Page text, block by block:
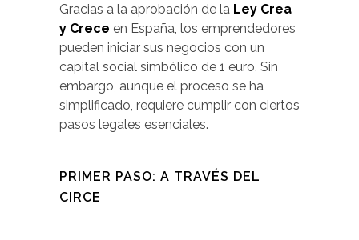
Gracias a la aprobación de la Ley Crea
y Crece en España, los emprendedores
pueden iniciar sus negocios con un
capital social simbólico de 1 euro. Sin
embargo, aunque el proceso se ha
simplificado, requiere cumplir con ciertos
pasos legales esenciales.
PRIMER PASO: A TRAVÉS DEL
CIRCE